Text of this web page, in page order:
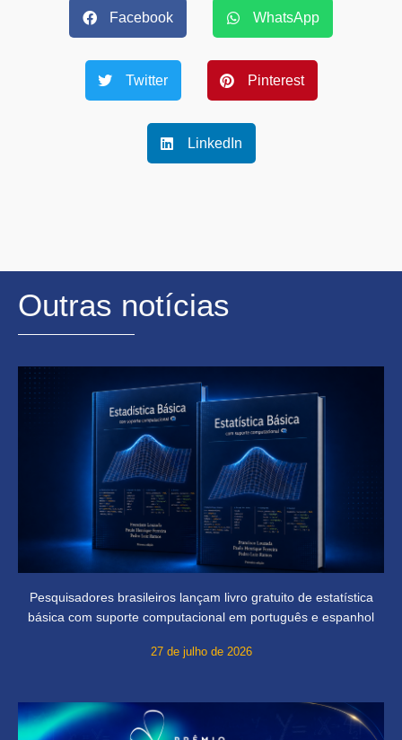
Facebook WhatsApp
Twitter Pinterest
LinkedIn
Outras notícias
Pesquisadores brasileiros lançam livro gratuito de estatística
básica com suporte computacional em português e espanhol
27 de julho de 2026